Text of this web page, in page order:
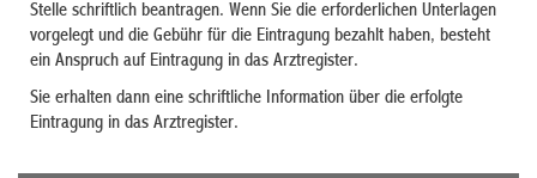
Stelle schriftlich beantragen. Wenn Sie die erforderlichen Unterlagen
vorgelegt und die Gebühr für die Eintragung bezahlt haben, besteht
ein Anspruch auf Eintragung in das Arztregister.
Sie erhalten dann eine schriftliche Information über die erfolgte
Eintragung in das Arztregister.